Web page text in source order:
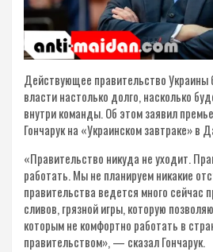
Действующее правительство Украины
власти настолько долго, насколько
внутри команды. Об этом заявил
Гончарук на «Украинском завтраке» в
«Правительство никуда не уходит.
работать. Мы не планируем никакие
правительства ведется много сейчас
сливов, грязной игры, которую
которым не комфортно работать в
правительством», — сказал Гончарук.